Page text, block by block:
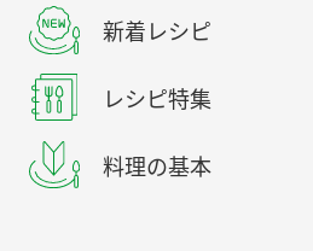
新着レシピ
レシピ特集
料理の基本